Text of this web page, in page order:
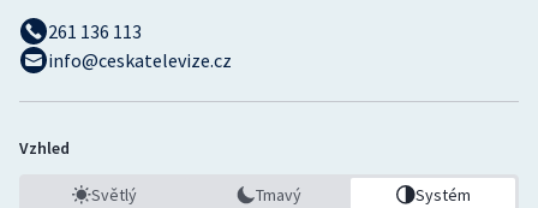
261 136 113
info@ceskatelevize.cz
Vzhled
Světlý Tmavý Systém